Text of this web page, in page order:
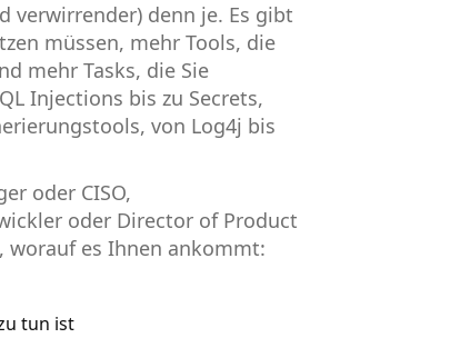
verwirrender) denn je. Es gibt
müssen, mehr Tools, die
mehr Tasks, die Sie
Injections bis zu Secrets,
von Log4j bis
oder CISO,
oder Director of Product
worauf es Ihnen ankommt:
tun ist